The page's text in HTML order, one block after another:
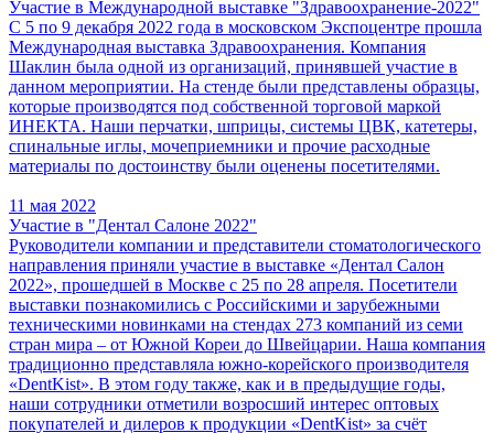
Участие в Международной выставке "Здравоохранение-2022"
С 5 по 9 декабря 2022 года в московском Экспоцентре прошла
Международная выставка Здравоохранения. Компания
Шаклин была одной из организаций, принявшей участие в
данном мероприятии. На стенде были представлены образцы,
которые производятся под собственной торговой маркой
ИНЕКТА. Наши перчатки, шприцы, системы ЦВК, катетеры,
спинальные иглы, мочеприемники и прочие расходные
материалы по достоинству были оценены посетителями.
11 мая 2022
Участие в "Дентал Салоне 2022"
Руководители компании и представители стоматологического
направления приняли участие в выставке «Дентал Салон
2022», прошедшей в Москве с 25 по 28 апреля. Посетители
выставки познакомились с Российскими и зарубежными
техническими новинками на стендах 273 компаний из семи
стран мира – от Южной Кореи до Швейцарии. Наша компания
традиционно представляла южно-корейского производителя
«DentKist». В этом году также, как и в предыдущие годы,
наши сотрудники отметили возросший интерес оптовых
покупателей и дилеров к продукции «DentKist» за счёт